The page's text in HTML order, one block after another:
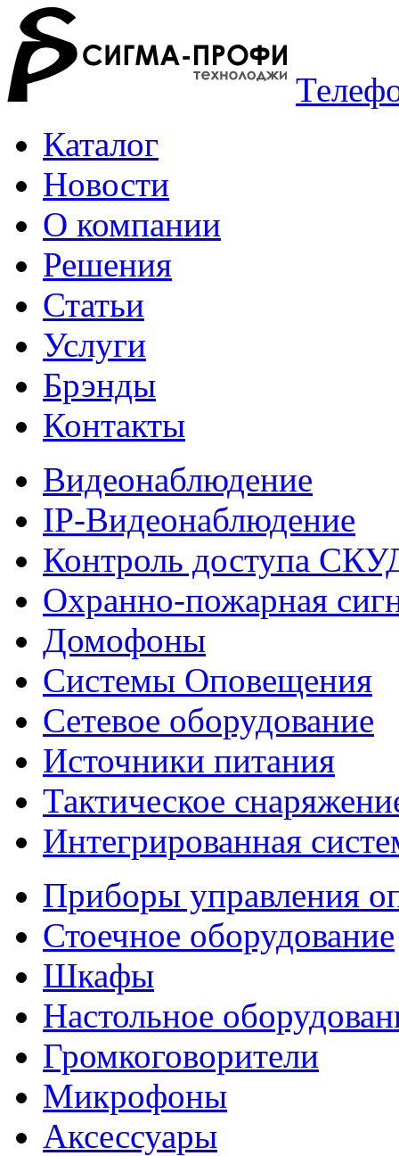
Каталог
Новости
О компании
Решения
Статьи
Услуги
Брэнды
Контакты
Видеонаблюдение
IP-Видеонаблюдение
Контроль доступа
Охранно-пожарная
Домофоны
Системы Оповещения
Сетевое оборудование
Источники питания
Тактическое
Интегрированная
Приборы управления
Стоечное оборудование
Шкафы
Настольное
Громкоговорители
Микрофоны
Аксессуары